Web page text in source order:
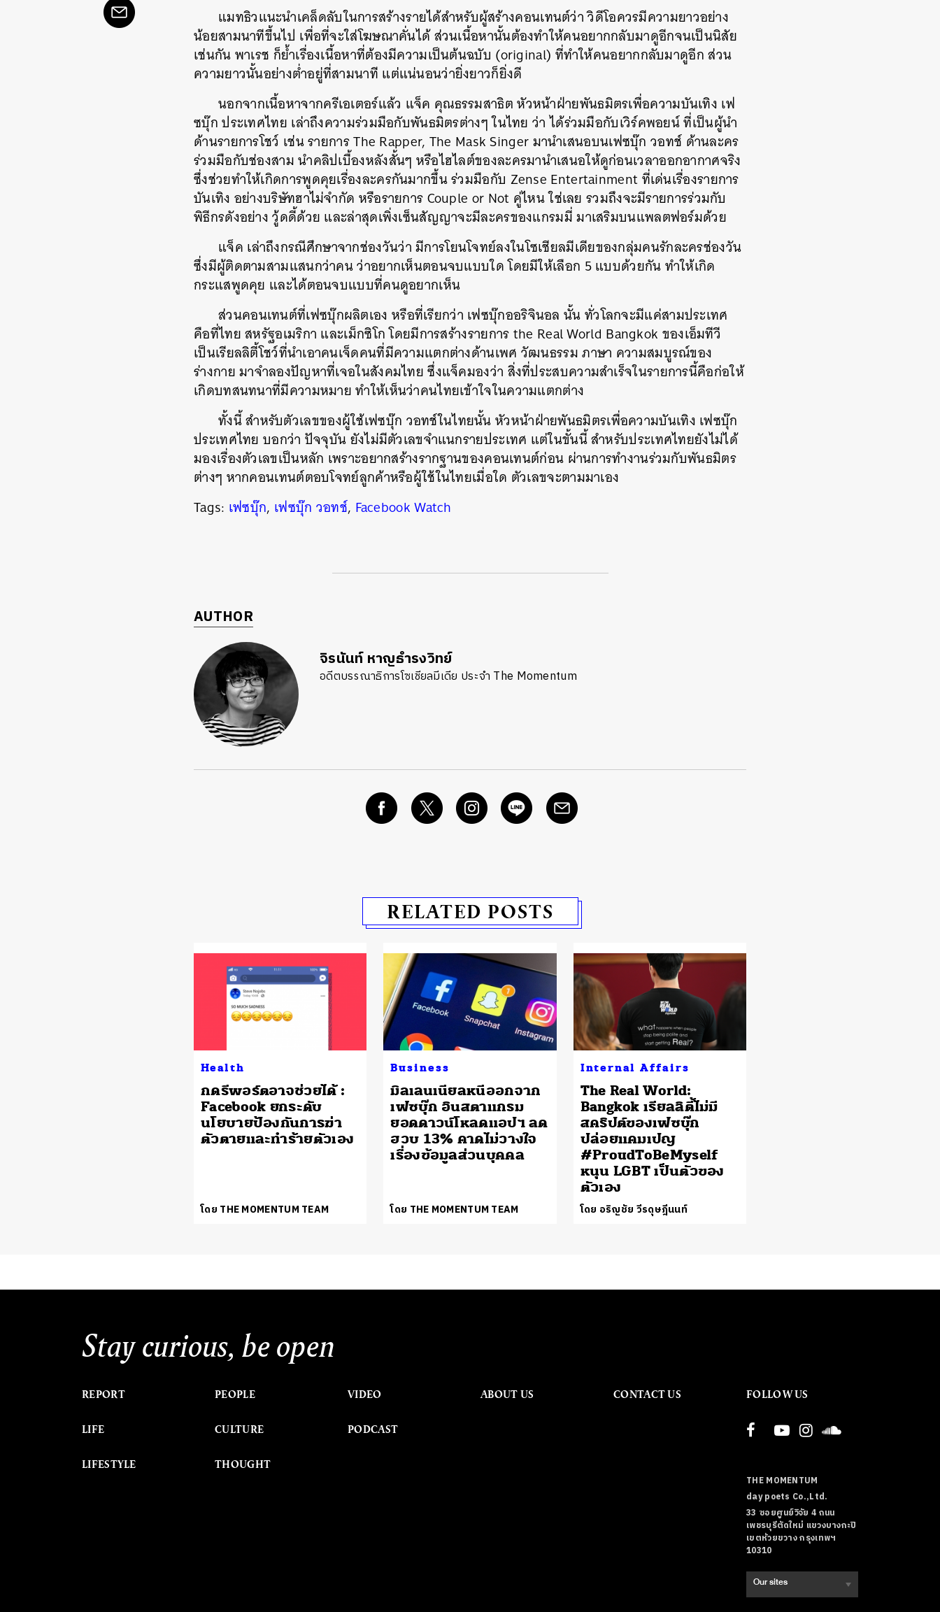
แมทธิวแนะนำเคล็ดลับในการสร้างรายได้สำหรับผู้สร้างคอนเทนต์ว่า วิดีโอควรมีความยาวอย่าง
น้อยสามนาทีขึ้นไป เพื่อที่จะใส่โฆษณาคั่นได้ ส่วนเนื้อหานั้นต้องทำให้คนอยากกลับมาดูอีกจนเป็นนิสัย
เช่นกัน พาเรช ก็ย้ำเรื่องเนื้อหาที่ต้องมีความเป็นต้นฉบับ (original) ที่ทำให้คนอยากกลับมาดูอีก ส่วน
ความยาวนั้นอย่างต่ำอยู่ที่สามนาที แต่แน่นอนว่ายิ่งยาวก็ยิ่งดี
นอกจากเนื้อหาจากครีเอเตอร์แล้ว แจ็ค คุณธรรมสาธิต หัวหน้าฝ่ายพันธมิตรเพื่อความบันเทิง เฟ
ซบุ๊ก ประเทศไทย เล่าถึงความร่วมมือกับพันธมิตรต่างๆ ในไทย ว่า ได้ร่วมมือกับเวิร์คพอยน์ ที่เป็นผู้นำ
ด้านรายการโชว์ เช่น รายการ The Rapper, The Mask Singer มานำเสนอบนเฟซบุ๊ก วอทช์ ด้านละคร
ร่วมมือกับช่องสาม นำคลิปเบื้องหลังสั้นๆ หรือไฮไลต์ของละครมานำเสนอให้ดูก่อนเวลาออกอากาศจริง
ซึ่งช่วยทำให้เกิดการพูดคุยเรื่องละครกันมากขึ้น ร่วมมือกับ Zense Entertainment ที่เด่นเรื่องรายการ
บันเทิง อย่างบริษัทฮาไม่จำกัด หรือรายการ Couple or Not คู่ไหน ใช่เลย รวมถึงจะมีรายการร่วมกับ
พิธีกรดังอย่าง วู้ดดี้ด้วย และล่าสุดเพิ่งเซ็นสัญญาจะมีละครของแกรมมี่ มาเสริมบนแพลตฟอร์มด้วย
แจ็ค เล่าถึงกรณีศึกษาจากช่องวันว่า มีการโยนโจทย์ลงในโซเชียลมีเดียของกลุ่มคนรักละครช่องวัน
ซึ่งมีผู้ติดตามสามแสนกว่าคน ว่าอยากเห็นตอนจบแบบใด โดยมีให้เลือก 5 แบบด้วยกัน ทำให้เกิด
กระแสพูดคุย และได้ตอนจบแบบที่คนดูอยากเห็น
ส่วนคอนเทนต์ที่เฟซบุ๊กผลิตเอง หรือที่เรียกว่า เฟซบุ๊กออริจินอล นั้น ทั่วโลกจะมีแค่สามประเทศ
คือที่ไทย สหรัฐอเมริกา และเม็กซิโก โดยมีการสร้างรายการ the Real World Bangkok ของเอ็มทีวี
เป็นเรียลลิตี้โชว์ที่นำเอาคนเจ็ดคนที่มีความแตกต่างด้านเพศ วัฒนธรรม ภาษา ความสมบูรณ์ของ
ร่างกาย มาจำลองปัญหาที่เจอในสังคมไทย ซึ่งแจ็คมองว่า สิ่งที่ประสบความสำเร็จในรายการนี้คือก่อให้
เกิดบทสนทนาที่มีความหมาย ทำให้เห็นว่าคนไทยเข้าใจในความแตกต่าง
ทั้งนี้ สำหรับตัวเลขของผู้ใช้เฟซบุ๊ก วอทช์ในไทยนั้น หัวหน้าฝ่ายพันธมิตรเพื่อความบันเทิง เฟซบุ๊ก
ประเทศไทย บอกว่า ปัจจุบัน ยังไม่มีตัวเลขจำแนกรายประเทศ แต่ในขั้นนี้ สำหรับประเทศไทยยังไม่ได้
มองเรื่องตัวเลขเป็นหลัก เพราะอยากสร้างรากฐานของคอนเทนต์ก่อน ผ่านการทำงานร่วมกับพันธมิตร
ต่างๆ หากคอนเทนต์ตอบโจทย์ลูกค้าหรือผู้ใช้ในไทยเมื่อใด ตัวเลขจะตามมาเอง
Tags: เฟซบุ๊ก, เฟซบุ๊ก วอทช์, Facebook Watch
AUTHOR
จิรนันท์ หาญธำรงวิทย์
อดีตบรรณาธิการโซเชียลมีเดีย ประจำ The Momentum
RELATED POSTS
Health
กดรีพอร์ตอาจช่วยได้ :
Facebook ยกระดับ
นโยบายป้องกันการฆ่า
ตัวตายและทำร้ายตัวเอง
โดย THE MOMENTUM TEAM
Business
มิลเลนเนียลหนีออกจาก
เฟซบุ๊ก อินสตาแกรม
ยอดดาวน์โหลดแอปฯ ลด
ฮวบ 13% คาดไม่วางใจ
เรื่องข้อมูลส่วนบุคคล
โดย THE MOMENTUM TEAM
Internal Affairs
The Real World:
Bangkok เรียลลิตี้ไม่มี
สคริปต์ของเฟซบุ๊ก
ปล่อยแคมเปญ
#ProudToBeMyself
หนุน LGBT เป็นตัวของ
ตัวเอง
โดย อริญชัย วีรดุษฎีนนท์
Stay curious, be open
REPORT
LIFE
LIFESTYLE
PEOPLE
CULTURE
THOUGHT
VIDEO
PODCAST
ABOUT US CONTACT US FOLLOW US
THE MOMENTUM
day poets Co.,Ltd.
33 ซอยศูนย์วิจัย 4 ถนน
เพชรบุรีตัดใหม่ แขวงบางกะปิ
เขตห้วยขวาง กรุงเทพฯ
10310
ค้นหา
SHARE TWEET LINE EMAIL